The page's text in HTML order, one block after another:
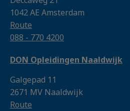
1042 AE Amsterdam
Route
088 - 770 4200
DON Opleidingen Naaldwijk
Galgepad 11
2671 MV Naaldwijk
Route